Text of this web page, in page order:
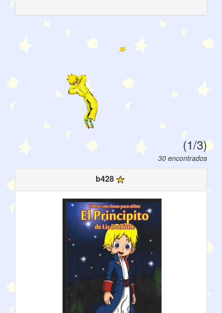
(1/3)
30 encontrados
b428